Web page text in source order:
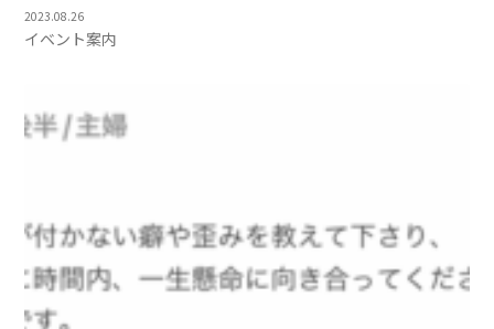
2023.08.26
イベント案内